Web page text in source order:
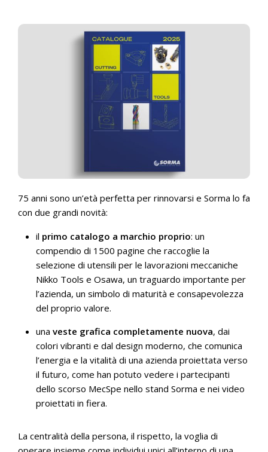
75 anni sono un’età perfetta per rinnovarsi e Sorma lo fa
con due grandi novità:
il primo catalogo a marchio proprio: un
compendio di 1500 pagine che raccoglie la
selezione di utensili per le lavorazioni meccaniche
Nikko Tools e Osawa, un traguardo importante per
l’azienda, un simbolo di maturità e consapevolezza
del proprio valore.
una veste grafica completamente nuova, dai
colori vibranti e dal design moderno, che comunica
l’energia e la vitalità di una azienda proiettata verso
il futuro, come han potuto vedere i partecipanti
dello scorso MecSpe nello stand Sorma e nei video
proiettati in fiera.
La centralità della persona, il rispetto, la voglia di